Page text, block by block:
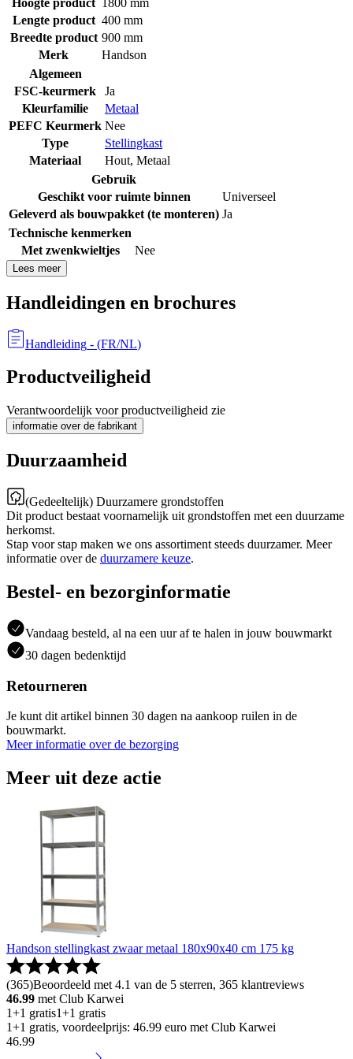
Lengte product 400 mm
Breedte product 900 mm
Merk
Handson
Algemeen
FSC-keurmerk
Ja
Kleurfamilie
Metaal
PEFC Keurmerk Nee
Type
Stellingkast
Materiaal
Hout, Metaal
Gebruik
Geschikt voor ruimte binnen
Universeel
Geleverd als bouwpakket (te monteren) Ja
Technische kenmerken
Met zwenkwieltjes
Nee
Lees meer
Handleidingen en brochures
Handleiding - (FR/NL)
Productveiligheid
Verantwoordelijk voor productveiligheid zie
informatie over de fabrikant
Duurzaamheid
(Gedeeltelijk) Duurzamere grondstoffen
Dit product bestaat voornamelijk uit grondstoffen met een duurzame
herkomst.
Stap voor stap maken we ons assortiment steeds duurzamer. Meer
informatie over de duurzamere keuze.
Bestel- en bezorginformatie
Vandaag besteld, al na een uur af te halen in jouw bouwmarkt
30 dagen bedenktijd
Retourneren
Je kunt dit artikel binnen 30 dagen na aankoop ruilen in de
bouwmarkt.
Meer informatie over de bezorging
Meer uit deze actie
Handson stellingkast zwaar metaal 180x90x40 cm 175 kg
(365)Beoordeeld met 4.1 van de 5 sterren, 365 klantreviews
46.99 met Club Karwei
1+1 gratis1+1 gratis
1+1 gratis, voordeelprijs: 46.99 euro met Club Karwei
46.99